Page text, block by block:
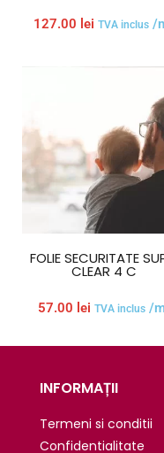
127.00 lei TVA inclus /
FOLIE SECURITATE
CLEAR 4 C
57.00 lei TVA inclus/
INFORMAȚII
Termeni si conditii
Confidentialitate